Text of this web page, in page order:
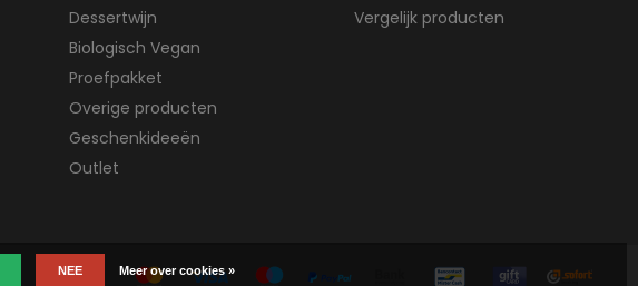
Dessertwijn
Biologisch Vegan
Proefpakket
Overige producten
Geschenkideeën
Outlet
Vergelijk producten
NEE Meer over cookies »